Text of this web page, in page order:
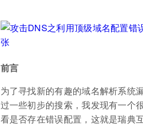
前言
为了寻找新的有趣的域名解析系统
过一些初步的搜索，我发现有一个
看是否存在错误配置，这就是瑞典